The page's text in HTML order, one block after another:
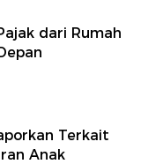
dari Rumah
Terkait
Anak